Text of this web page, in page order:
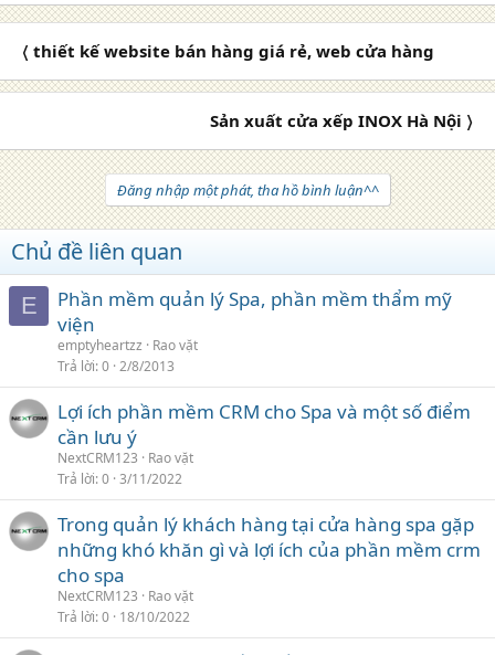
〈 thiết kế website bán hàng giá rẻ, web cửa hàng
Sản xuất cửa xếp INOX Hà Nội 〉
Đăng nhập một phát, tha hồ bình luận^^
Chủ đề liên quan
E
Phần mềm quản lý Spa, phần mềm thẩm mỹ
viện
emptyheartzz
Rao vặt
Trả lời 0 2/8/2013
Lợi ích phần mềm CRM cho Spa và một số điểm
cần lưu ý
NextCRM123
Rao vặt
Trả lời 0 3/11/2022
Trong quản lý khách hàng tại cửa hàng spa gặp
những khó khăn gì và lợi ích của phần mềm crm
cho spa
NextCRM123
Rao vặt
Trả lời 0 18/10/2022